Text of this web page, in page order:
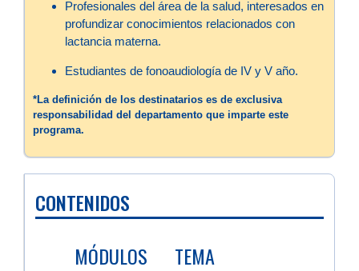
Profesionales del área de la salud, interesados en
profundizar conocimientos relacionados con
lactancia materna.
Estudiantes de fonoaudiología de IV y V año.
*La definición de los destinatarios es de exclusiva
responsabilidad del departamento que imparte este
programa.
CONTENIDOS
MÓDULOS
TEMA